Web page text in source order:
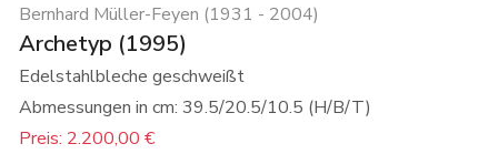
Bernhard Müller-Feyen (1931 - 2004)
Archetyp (1995)
Edelstahlbleche geschweißt
Abmessungen in cm: 39.5/20.5/10.5 (H/B/T)
Preis: 2.200,00 €